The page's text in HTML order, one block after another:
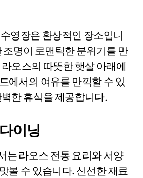
영장은 환상적인 장소입니
조명이 로맨틱한 분위기를 만
오스의 따뜻한 햇살 아래에
에서의 여유를 만끽할 수 있
한 휴식을 제공합니다.
이닝
는 라오스 전통 요리와 서양
볼 수 있습니다. 신선한 재료